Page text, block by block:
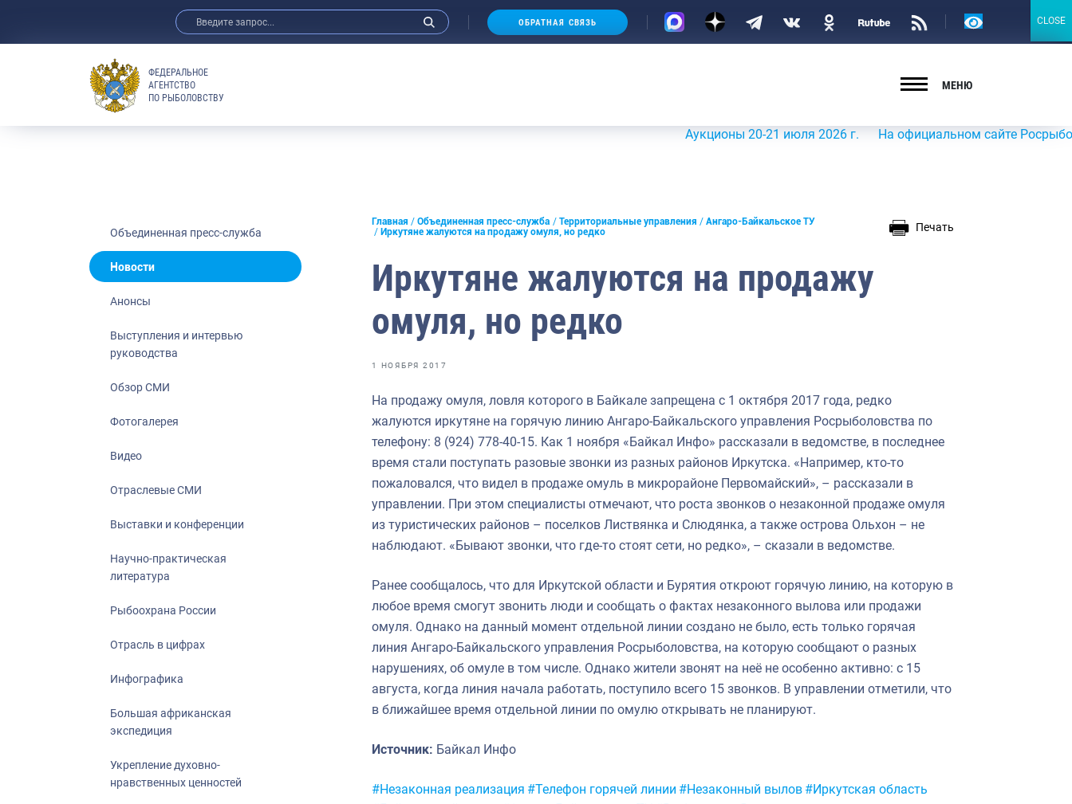
Анонсы
Отраслевые СМИ
Выставки и конференции
Рыбоохрана России
Большая африканская экспедиция
Укрепление духовно-нравственных
ОБРАТНАЯ СВЯЗЬ
Версия
ФЕДЕРАЛЬНОЕ
АГЕНТСТВО
ПО РЫБОЛОВСТВУ
МЕНЮ
Аукционы 20-21 июля 2026 г. На официальном сайте
Объединенная пресс-служба
Новости
Анонсы
Выступления и интервью
руководства
Обзор СМИ
Фотогалерея
Видео
Отраслевые СМИ
Выставки и конференции
Научно-практическая
литература
Рыбоохрана России
Отрасль в цифрах
Инфографика
Большая африканская
экспедиция
Укрепление духовно-
нравственных ценностей
Главная Объединенная пресс-служба Территориальные управления
Ангаро-Байкальское ТУ
Иркутяне жалуются на продажу омуля, но редко
Печать
Иркутяне жалуются на продажу
омуля, но редко
1 НОЯБРЯ 2017
На продажу омуля, ловля которого в Байкале запрещена с 1 октября 2017 года, редко
жалуются иркутяне на горячую линию Ангаро-Байкальского управления Росрыболовства по
телефону: 8 (924) 778-40-15. Как 1 ноября «Байкал Инфо» рассказали в ведомстве, в последнее
время стали поступать разовые звонки из разных районов Иркутска. «Например, кто-то
пожаловался, что видел в продаже омуль в микрорайоне Первомайский», – рассказали в
управлении. При этом специалисты отмечают, что роста звонков о незаконной продаже омуля
из туристических районов – поселков Листвянка и Слюдянка, а также острова Ольхон – не
наблюдают. «Бывают звонки, что где-то стоят сети, но редко», – сказали в ведомстве.
Ранее сообщалось, что для Иркутской области и Бурятия откроют горячую линию, на которую в
любое время смогут звонить люди и сообщать о фактах незаконного вылова или продажи
омуля. Однако на данный момент отдельной линии создано не было, есть только горячая
линия Ангаро-Байкальского управления Росрыболовства, на которую сообщают о разных
нарушениях, об омуле в том числе. Однако жители звонят на неё не особенно активно: с 15
августа, когда линия начала работать, поступило всего 15 звонков. В управлении отметили, что
в ближайшее время отдельной линии по омулю открывать не планируют.
Источник: Байкал Инфо
Метки:
#Незаконная реализация #Телефон горячей линии #Незаконный вылов #Иркутская область
CLOSE
CLOSE